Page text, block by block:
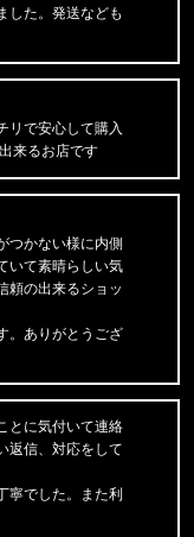
ざいます。
います。
います。
います。
ざいます。
います。
した。発送なども
リで安心して購入
来るお店です
つかない様に内側
いて素晴らしい気
頼の出来るショッ
。ありがとうござ
とに気付いて連絡
返信、対応をして
寧でした。また利